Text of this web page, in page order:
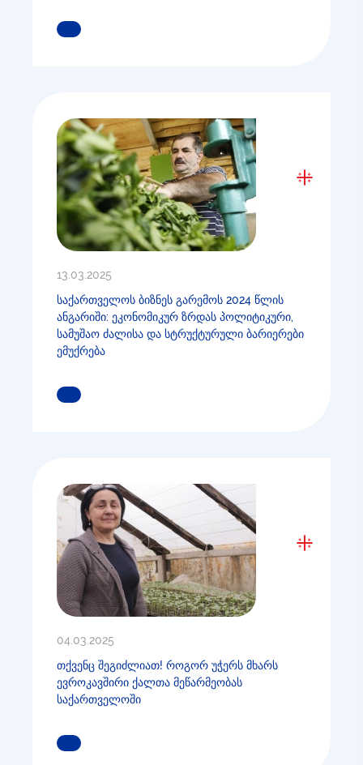
ᲒᲐᲘᲒᲔᲗ ᲛᲔᲢᲘ
13.03.2025
საქართველოს ბიზნეს გარემოს 2024 წლის
ანგარიში: ეკონომიკურ ზრდას პოლიტიკური,
სამუშაო ძალისა და სტრუქტურული ბარიერები
ემუქრება
ᲒᲐᲘᲒᲔᲗ ᲛᲔᲢᲘ
04.03.2025
თქვენც შეგიძლიათ! როგორ უჭერს მხარს
ევროკავშირი ქალთა მეწარმეობას
საქართველოში
ᲒᲐᲘᲒᲔᲗ ᲛᲔᲢᲘ